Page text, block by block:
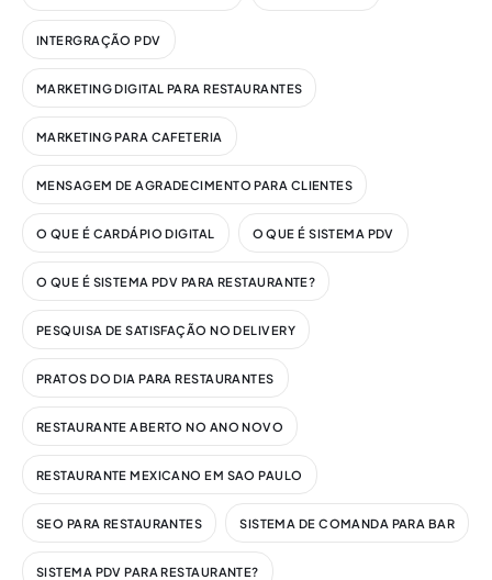
INTERGRAÇÃO PDV
MARKETING DIGITAL PARA RESTAURANTES
MARKETING PARA CAFETERIA
MENSAGEM DE AGRADECIMENTO PARA CLIENTES
O QUE É CARDÁPIO DIGITAL O QUE É SISTEMA PDV
O QUE É SISTEMA PDV PARA RESTAURANTE?
PESQUISA DE SATISFAÇÃO NO DELIVERY
PRATOS DO DIA PARA RESTAURANTES
RESTAURANTE ABERTO NO ANO NOVO
RESTAURANTE MEXICANO EM SAO PAULO
SEO PARA RESTAURANTES SISTEMA DE COMANDA PARA BAR
SISTEMA PDV PARA RESTAURANTE?